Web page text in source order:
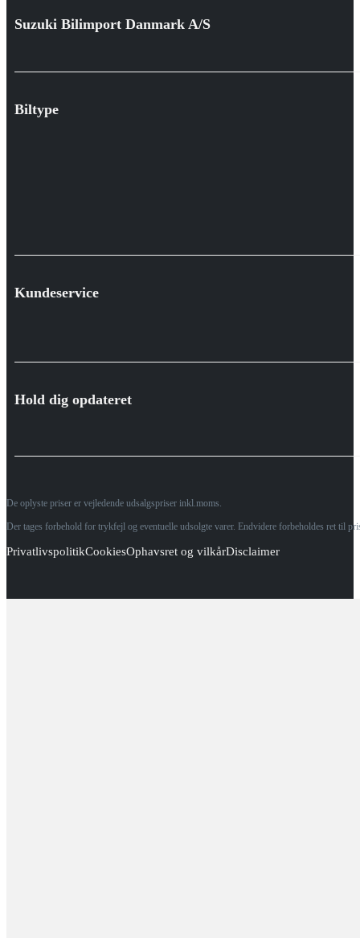
Suzuki Bilimport Danmark A/S
Biltype
Kundeservice
Hold dig opdateret
De oplyste priser er vejledende udsalgspriser inkl.moms.
Der tages forbehold for trykfejl og eventuelle udsolgte varer. Endvidere forbeholdes ret til
PrivatlivspolitikCookiesOphavsret og vilkårDisclaimer